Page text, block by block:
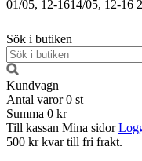
01/05, 12-1614/05, 12-16
Sök i butiken
Kundvagn
Antal varor 0 st
Summa 0 kr
Till kassan Mina sidor
500 kr kvar till fri frakt.